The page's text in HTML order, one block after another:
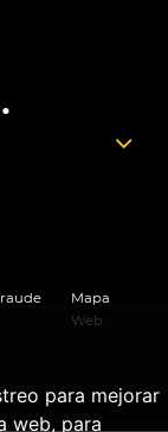
para mejorar
web, para
Mapa
Web